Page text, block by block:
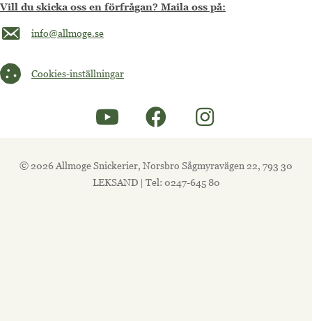
Vill du skicka oss en förfrågan? Maila oss på:
Maila oss på info@allmoge.se
info@allmoge.se
Cookies-inställningar
Cookies-inställningar
© 2026 Allmoge Snickerier, Norsbro Sågmyravägen 22, 793 30
LEKSAND | Tel: 0247-645 80